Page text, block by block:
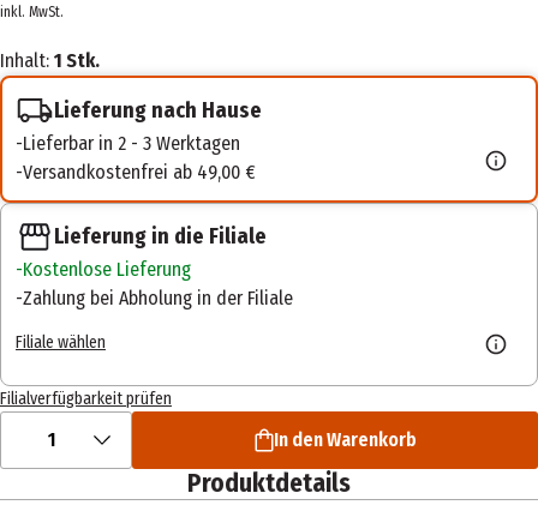
inkl. MwSt.
Inhalt: 1 Stk.
Lieferung nach Hause
Lieferbar in 2 - 3 Werktagen
Versandkostenfrei ab 49,00 €
Lieferung in die Filiale
Kostenlose Lieferung
Zahlung bei Abholung in der Filiale
Filiale wählen
Filialverfügbarkeit prüfen
1 In den Warenkorb
Produktdetails